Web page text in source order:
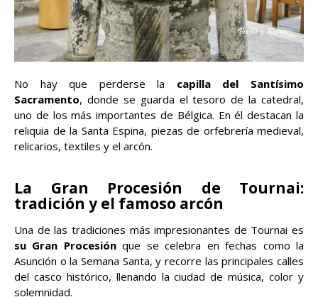
No hay que perderse la capilla del Santísimo
Sacramento, donde se guarda el tesoro de la catedral,
uno de los más importantes de Bélgica. En él destacan la
reliquia de la Santa Espina, piezas de orfebrería medieval,
relicarios, textiles y el arcón.
La Gran Procesión de Tournai:
tradición y el famoso arcón
Una de las tradiciones más impresionantes de Tournai es
su Gran Procesiónque se celebra en fechas como la
Asunción o la Semana Santa, y recorre las principales calles
del casco histórico, llenando la ciudad de música, color y
solemnidad.